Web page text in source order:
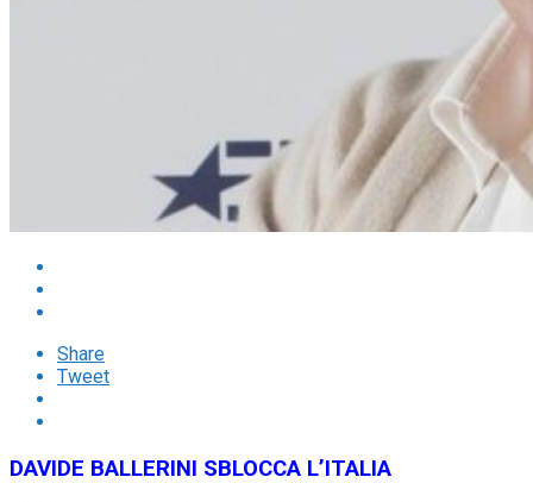
Share
Tweet
DAVIDE BALLERINI SBLOCCA L’ITALIA